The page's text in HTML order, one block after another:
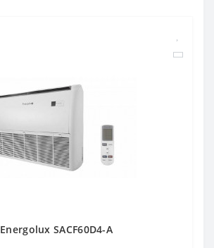
Energolux SACF60D4-A